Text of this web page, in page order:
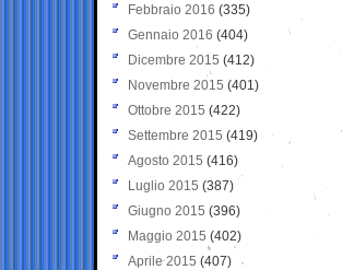
Febbraio 2016 (335)
Gennaio 2016 (404)
Dicembre 2015 (412)
Novembre 2015 (401)
Ottobre 2015 (422)
Settembre 2015 (419)
Agosto 2015 (416)
Luglio 2015 (387)
Giugno 2015 (396)
Maggio 2015 (402)
Aprile 2015 (407)